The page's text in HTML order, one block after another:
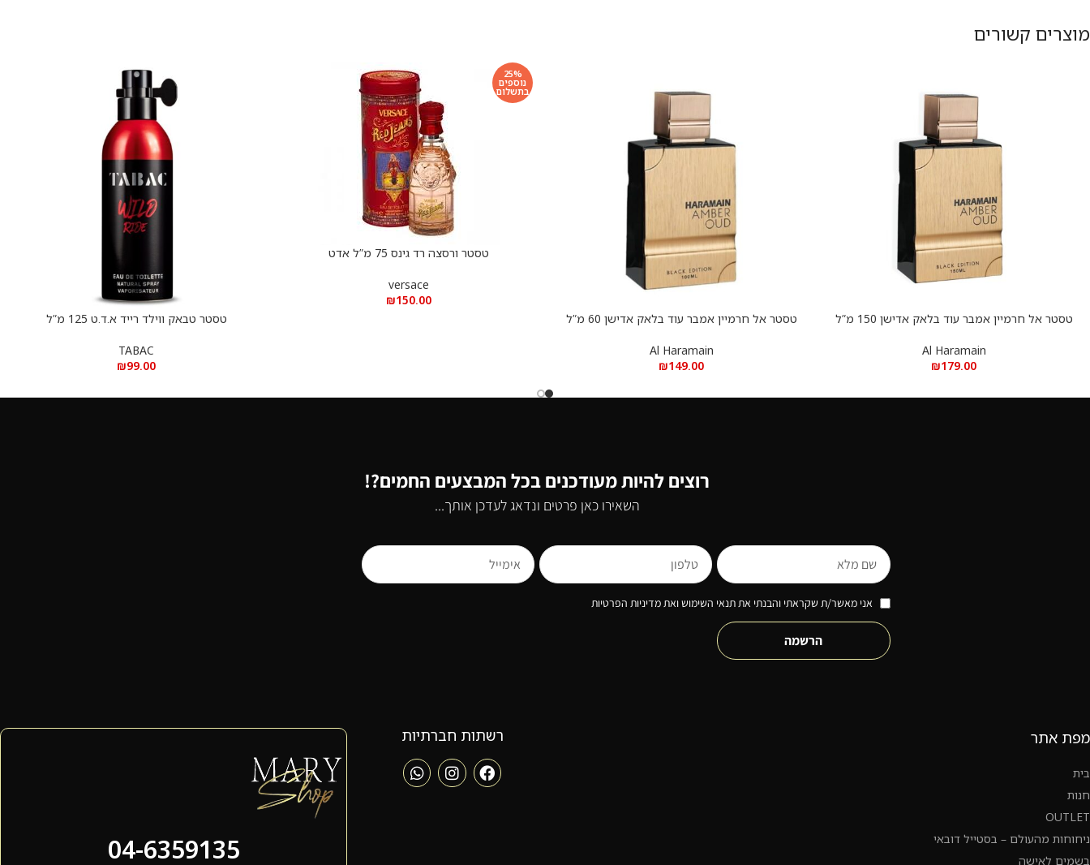
מוצרים קשורים
הוספה לסל
טסטר אל חרמיין אמבר עוד בלאק אדישן 150 מ”ל
Al Haramain
₪179.00
הוספה לסל
טסטר אל חרמיין אמבר עוד בלאק אדישן 60 מ”ל
Al Haramain
₪149.00
25%
נוספים
בתשלום
הוספה לסלטסטר ורסצה רד גינס 75 מ”ל אדט
versace
₪150.00
הוספה לסלטסטר טבאק ווילד רייד א.ד.ט 125 מ”ל
TABAC
₪99.00
רוצים להיות מעודכנים בכל המבצעים החמים?!
השאירו כאן פרטים ונדאג לעדכן אותך...
אני מאשר/ת שקראתי והבנתי את תנאי השימוש ואת מדיניות הפרטיות
הרשמה
מפת אתר
בית
חנות
OUTLET
ניחוחות מהעולם – בסטייל דובאי
בשמים לאישה
רשתות חברתיות
04-6359135